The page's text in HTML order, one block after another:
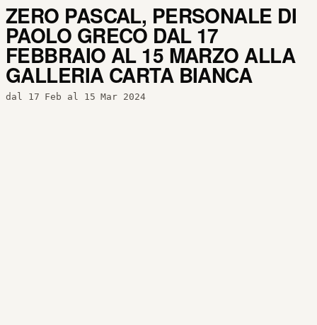
ZERO PASCAL, PERSONALE DI
PAOLO GRECO DAL 17
FEBBRAIO AL 15 MARZO ALLA
GALLERIA CARTA BIANCA
dal 17 Feb al 15 Mar 2024